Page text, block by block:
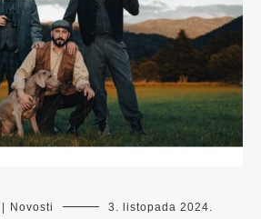
Novosti 3. listopada 2024.